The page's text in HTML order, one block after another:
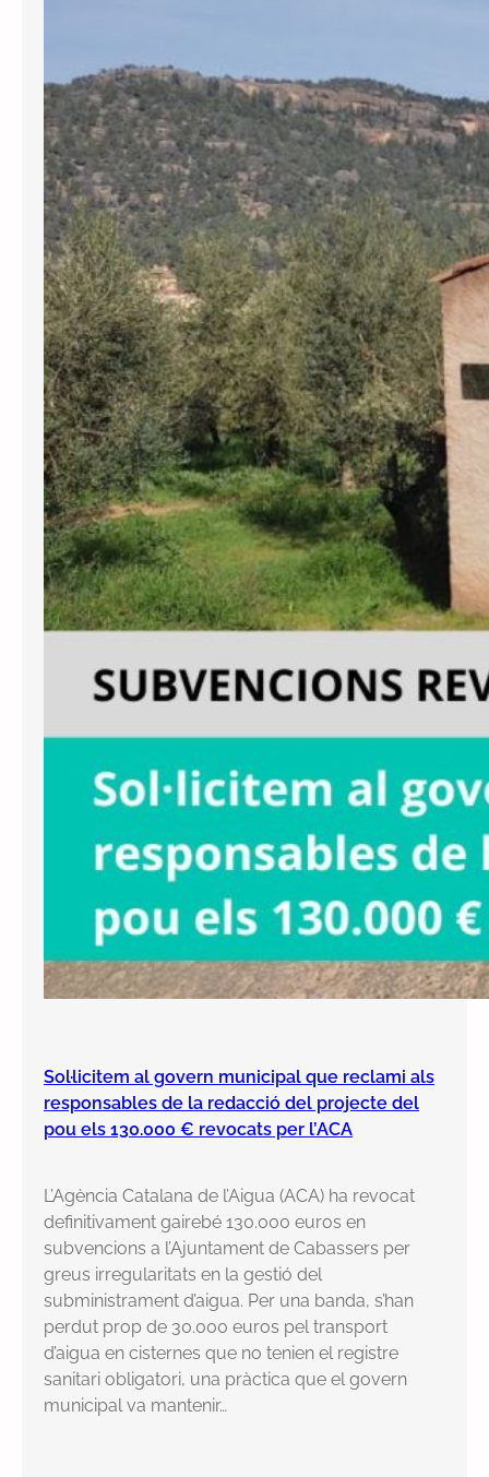
Sol·licitem al govern municipal que reclami als
responsables de la redacció del projecte del
pou els 130.000 € revocats per l’ACA
L’Agència Catalana de l’Aigua (ACA) ha revocat
definitivament gairebé 130.000 euros en
subvencions a l’Ajuntament de Cabassers per
greus irregularitats en la gestió del
subministrament d’aigua. Per una banda, s’han
perdut prop de 30.000 euros pel transport
d’aigua en cisternes que no tenien el registre
sanitari obligatori, una pràctica que el govern
municipal va mantenir…